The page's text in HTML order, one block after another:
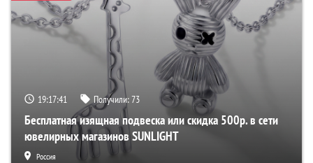
19:17:41 Получили:73
Бесплатная изящная подвеска или скидка 500р. в сети
ювелирных магазинов SUNLIGHT
Россия